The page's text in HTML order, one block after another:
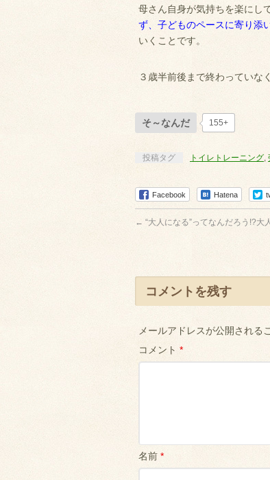
母さん自身が気持ちを楽にし
ず、子どものペースに寄り添
いくことです。
３歳半前後まで終わっていな
そ～なんだ 155+
投稿タグ トイレトレーニング,
Facebook Hatena
← “大人になる”ってなんだろう!?大
コメントを残す
メールアドレスが公開される
コメント *
名前 *